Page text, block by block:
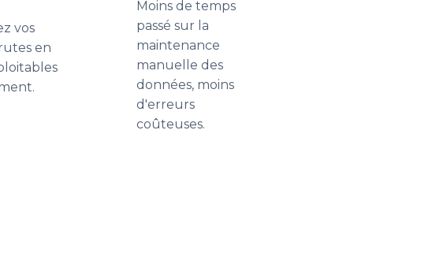
vos
en
Moins de temps
passé sur la
maintenance
manuelle des
données, moins
d'erreurs
coûteuses.